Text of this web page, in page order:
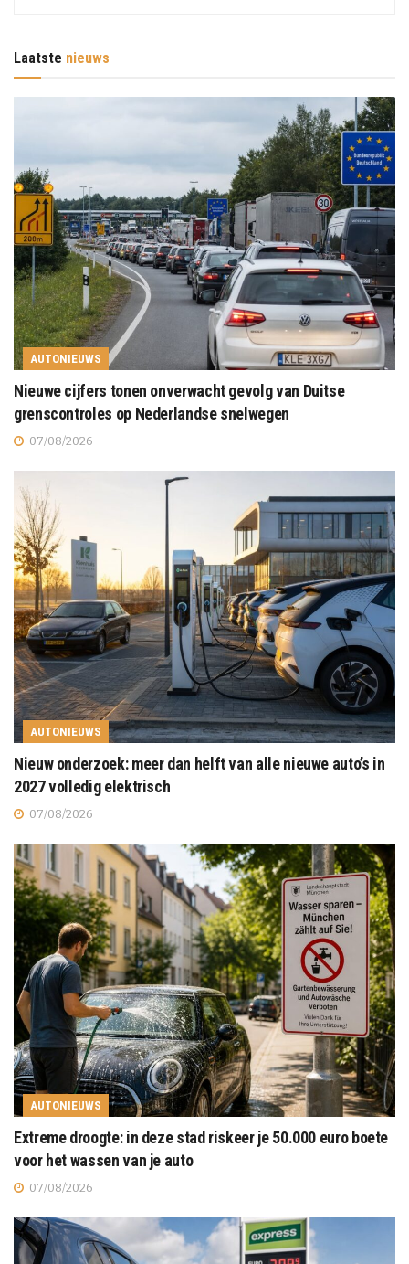
Laatste nieuws
AUTONIEUWS
Nieuwe cijfers tonen onverwacht gevolg van Duitse
grenscontroles op Nederlandse snelwegen
07/08/2026
AUTONIEUWS
Nieuw onderzoek: meer dan helft van alle nieuwe auto’s in
2027 volledig elektrisch
07/08/2026
AUTONIEUWS
Extreme droogte: in deze stad riskeer je 50.000 euro boete
voor het wassen van je auto
07/08/2026